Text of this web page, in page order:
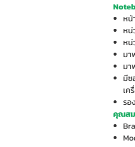
หน้
หน่
หน่
มา
มา
มีซ
เค
รอ
คุณส